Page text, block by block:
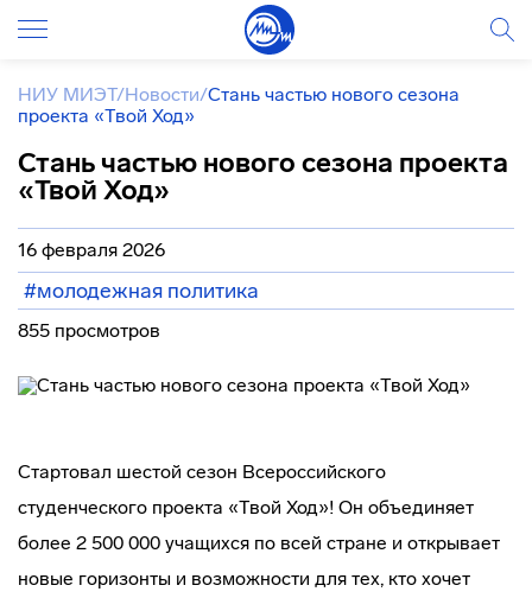
НИУ МИЭТ/Новости/Стань частью нового сезона
проекта «Твой Ход»
Стань частью нового сезона проекта
«Твой Ход»
16 февраля 2026
#молодежная политика
855 просмотров
Стартовал шестой сезон Всероссийского
студенческого проекта «Твой Ход»! Он объединяет
более 2 500 000 учащихся по всей стране и открывает
новые горизонты и возможности для тех, кто хочет